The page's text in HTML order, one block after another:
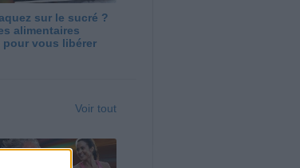
sur le sucré ?
alimentaires
pour vous libérer
Voir tout